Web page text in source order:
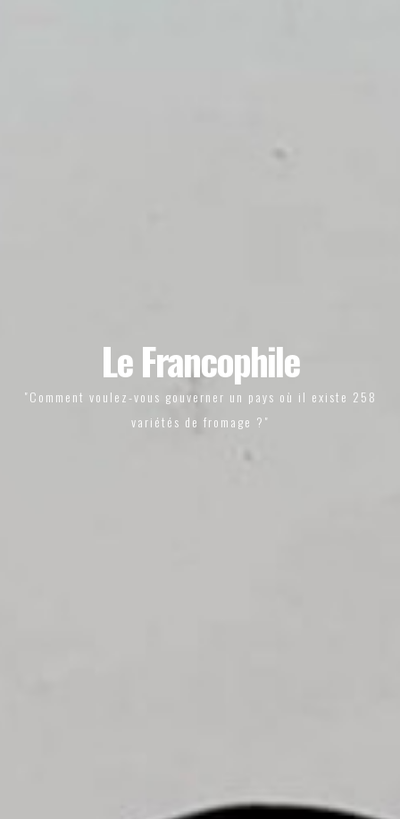
Le Francophile
"Comment voulez-vous gouverner un pays où il existe 258
variétés de fromage ?"